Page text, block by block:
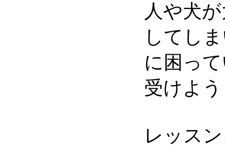
人や犬
してし
に困っ
受けよ
レッス